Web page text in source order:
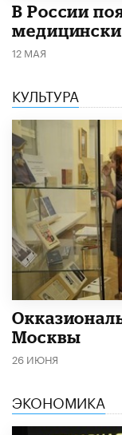
В России
12 МАЯ
КУЛЬТУРА
Москвы
26 ИЮНЯ
ЭКОНОМИКА